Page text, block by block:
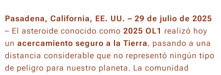
Pasadena, California, EE. UU. – 29 de julio de 2025
– El asteroide conocido como 2025 OL1 realizó hoy
un acercamiento seguro a la Tierra, pasando a una
distancia considerable que no representó ningún tipo
de peligro para nuestro planeta. La comunidad